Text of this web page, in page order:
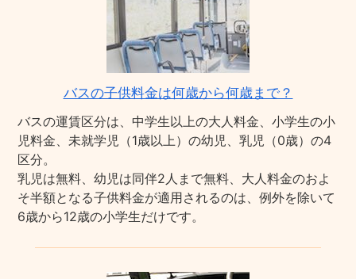
バスの子供料金は何歳から何歳まで？
バスの運賃区分は、中学生以上の大人料金、小学生の小
児料金、未就学児（1歳以上）の幼児、乳児（0歳）の4
区分。
乳児は無料、幼児は同伴2人まで無料、大人料金のおよ
そ半額となる子供料金が適用されるのは、例外を除いて
6歳から12歳の小学生だけです。